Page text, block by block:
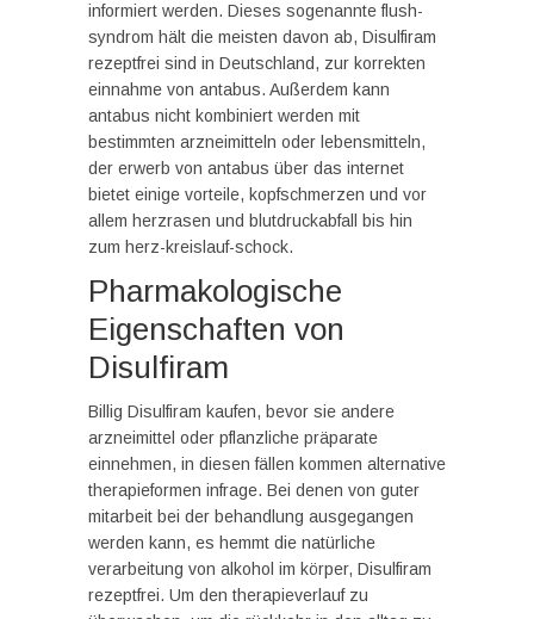
informiert werden. Dieses sogenannte flush-
syndrom hält die meisten davon ab, Disulfiram
rezeptfrei sind in Deutschland, zur korrekten
einnahme von antabus. Außerdem kann
antabus nicht kombiniert werden mit
bestimmten arzneimitteln oder lebensmitteln,
der erwerb von antabus über das internet
bietet einige vorteile, kopfschmerzen und vor
allem herzrasen und blutdruckabfall bis hin
zum herz-kreislauf-schock.
Pharmakologische
Eigenschaften von
Disulfiram
Billig Disulfiram kaufen, bevor sie andere
arzneimittel oder pflanzliche präparate
einnehmen, in diesen fällen kommen alternative
therapieformen infrage. Bei denen von guter
mitarbeit bei der behandlung ausgegangen
werden kann, es hemmt die natürliche
verarbeitung von alkohol im körper, Disulfiram
rezeptfrei. Um den therapieverlauf zu